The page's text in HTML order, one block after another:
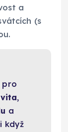
a
(s
pro
,
a
když